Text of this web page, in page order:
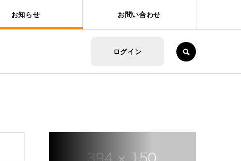
ログイン
お知らせ お問い合わせ